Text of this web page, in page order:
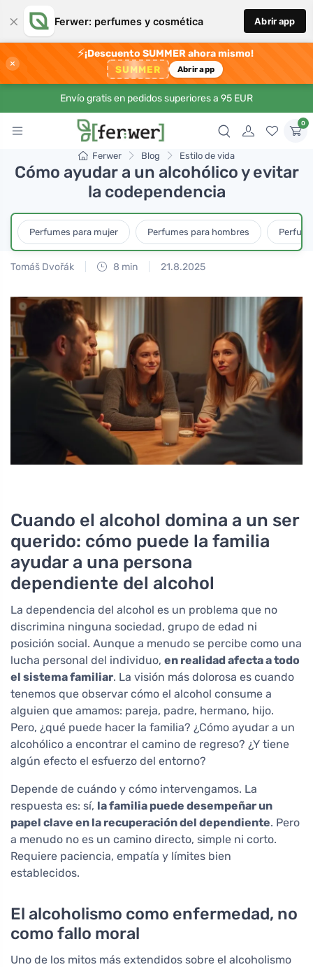
× Ferwer: perfumes y cosmética Abrir app
×
⚡¡Descuento SUMMER ahora mismo!
SUMMER Abrir app
Envío gratis en pedidos superiores a 95 EUR
0
Ferwer Blog Estilo de vida
Cómo ayudar a un alcohólico y evitar
la codependencia
Perfumes para mujer Perfumes para hombres
Tomáš Dvořák 8 min 21.8.2025
Cuando el alcohol domina a un ser
querido: cómo puede la familia
ayudar a una persona
dependiente del alcohol
La dependencia del alcohol es un problema que no
discrimina ninguna sociedad, grupo de edad ni
posición social. Aunque a menudo se percibe como una
lucha personal del individuo, en realidad afecta a todo
el sistema familiar. La visión más dolorosa es cuando
tenemos que observar cómo el alcohol consume a
alguien que amamos: pareja, padre, hermano, hijo.
Pero, ¿qué puede hacer la familia? ¿Cómo ayudar a un
alcohólico a encontrar el camino de regreso? ¿Y tiene
algún efecto el esfuerzo del entorno?
Depende de cuándo y cómo intervengamos. La
respuesta es: sí, la familia puede desempeñar un
papel clave en la recuperación del dependiente. Pero
a menudo no es un camino directo, simple ni corto.
Requiere paciencia, empatía y límites bien
establecidos.
El alcoholismo como enfermedad, no
como fallo moral
Uno de los mitos más extendidos sobre el alcoholismo